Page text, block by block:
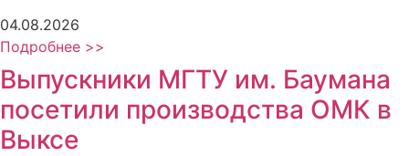
04.08.2026
Подробнее >>
Выпускники МГТУ им. Баумана
посетили производства ОМК в
Выксе